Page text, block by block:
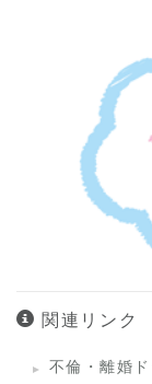
関連リンク
不倫・離婚